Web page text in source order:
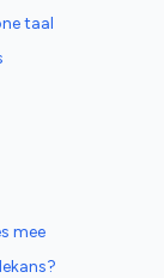
taal
mee